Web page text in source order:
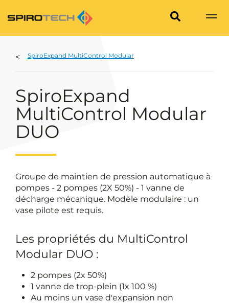
SpiroExpand MultiControl Modular
SpiroExpand
MultiControl Modular
DUO
Groupe de maintien de pression automatique à
pompes - 2 pompes (2X 50%) - 1 vanne de
décharge mécanique. Modèle modulaire : un
vase pilote est requis.
Les propriétés du MultiControl
Modular DUO :
2 pompes (2x 50%)
1 vanne de trop-plein (1x 100 %)
Au moins un vase d'expansion non